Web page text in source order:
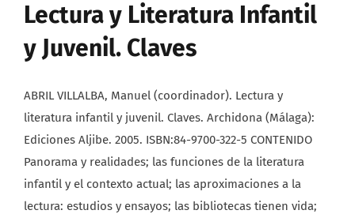
Lectura y Literatura Infantil
y Juvenil. Claves
ABRIL VILLALBA, Manuel (coordinador). Lectura y
literatura infantil y juvenil. Claves. Archidona (Málaga):
Ediciones Aljibe. 2005. ISBN:84-9700-322-5 CONTENIDO
Panorama y realidades; las funciones de la literatura
infantil y el contexto actual; las aproximaciones a la
lectura: estudios y ensayos; las bibliotecas tienen vida;